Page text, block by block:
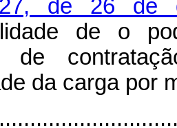
de 26 de
de o
de
da carga por